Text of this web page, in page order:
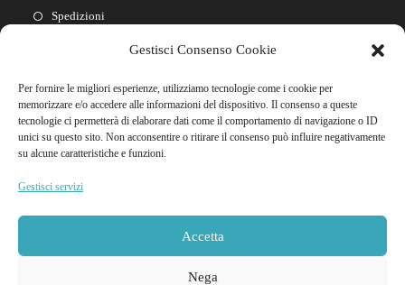
Gestisci Consenso Cookie
Per fornire le migliori esperienze, utilizziamo tecnologie come i cookie per
memorizzare e/o accedere alle informazioni del dispositivo. Il consenso a queste
tecnologie ci permetterà di elaborare dati come il comportamento di navigazione o ID
unici su questo sito. Non acconsentire o ritirare il consenso può influire negativamente
su alcune caratteristiche e funzioni.
Gestisci servizi
Accetta
Nega
Spedizioni
Cookie policy
Link Rapidi